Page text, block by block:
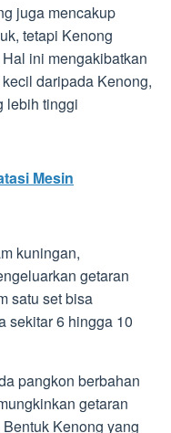
juga mencakup
tetapi Kenong
ini mengakibatkan
daripada Kenong,
lebih tinggi
Mesin
kuningan,
getaran
satu set bisa
sekitar 6 hingga 10
pangkon berbahan
getaran
Kenong yang